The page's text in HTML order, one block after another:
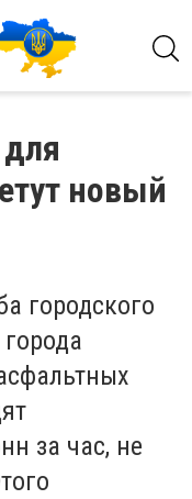
новый
городского
за час, не